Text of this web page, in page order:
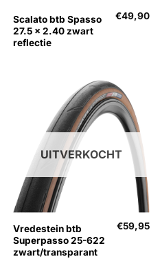
Scalato btb Spasso
27.5 x 2.40 zwart
reflectie
€49,90
UITVERKOCHT
Vredestein btb
Superpasso 25-622
zwart/transparant
€59,95